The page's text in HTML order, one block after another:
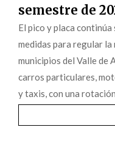
semestre de
El pico y placa
medidas para regular
municipios del Valle de
carros particulares,
y taxis, con una